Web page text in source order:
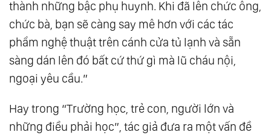
thành những bậc phụ huynh. Khi đã lên chức ông,
chức bà, bạn sẽ càng say mê hơn với các tác
phẩm nghệ thuật trên cánh cửa tủ lạnh và sẵn
sàng dán lên đó bất cứ thứ gì mà lũ cháu nội,
ngoại yêu cầu.”
Hay trong “Trường học, trẻ con, người lớn và
những điều phải học”, tác giả đưa ra một vấn đề